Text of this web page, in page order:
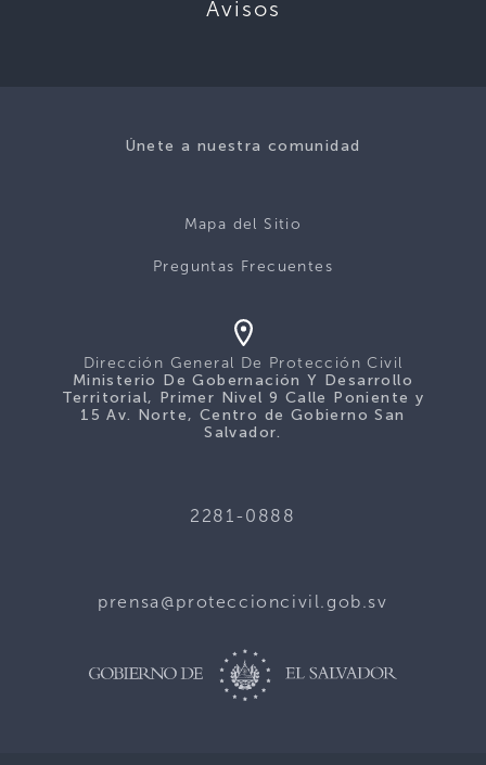
Avisos
Únete a nuestra comunidad
Mapa del Sitio
Preguntas Frecuentes
Dirección General De Protección Civil
Ministerio De Gobernación Y Desarrollo
Territorial, Primer Nivel 9 Calle Poniente y
15 Av. Norte, Centro de Gobierno San
Salvador.
2281-0888
prensa@proteccioncivil.gob.sv